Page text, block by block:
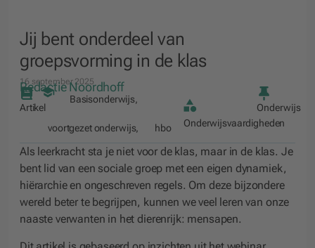
Jij bent onderdeel van
groepsvorming in de klas
16 september 2025
Redactie Noordhoff
Artikel
Basisonderwijs,
voortgezet onderwijs, hbo Onderwijsvaardigheden
Onderwijs
Als leerkracht sta je niet voor de klas, maar in de klas. Je
bent lid van een sociale groep met een eigen dynamiek,
hiërarchie en ongeschreven regels. Om deze bijzondere
wereld beter te begrijpen, kunnen we veel leren van onze
naaste verwanten in het dierenrijk: mensapen.